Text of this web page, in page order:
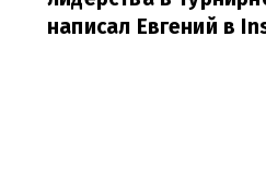
написал Евгений в